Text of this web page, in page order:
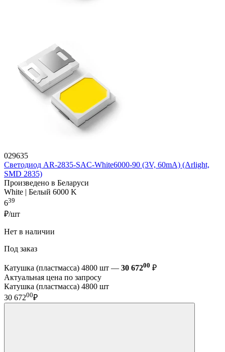
029635
Светодиод AR-2835-SAC-White6000-90 (3V, 60mA) (Arlight,
SMD 2835)
Произведено в Беларуси
White | Белый 6000 K
639
₽/шт
Нет в наличии
Под заказ
Катушка (пластмасса) 4800 шт — 30 67200 ₽
Актуальная цена по запросу
Катушка (пластмасса) 4800 шт
30 67200₽